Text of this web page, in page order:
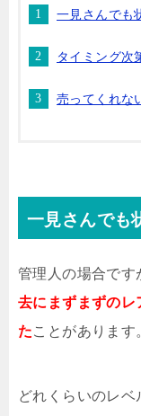
一見さんでも
タイミング次
売ってくれな
一見さんでも
管理人の場合です
去にまずまずのレ
たことがあります
どれくらいのレベ